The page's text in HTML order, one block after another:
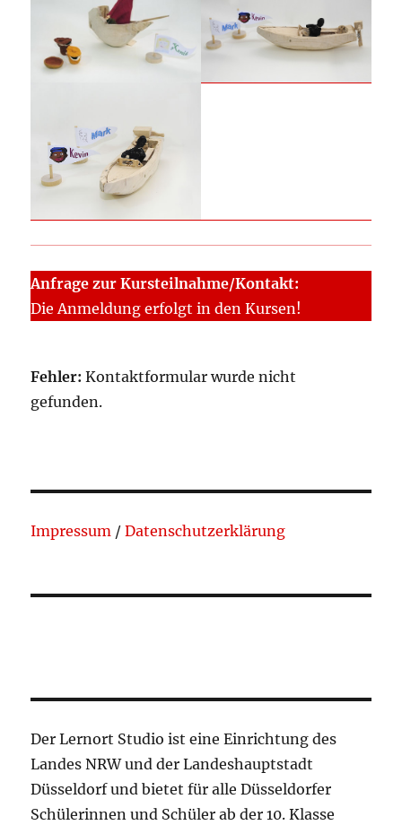
Anfrage zur Kursteilnahme/Kontakt:
Die Anmeldung erfolgt in den Kursen!
Fehler: Kontaktformular wurde nicht
gefunden.
Impressum /Datenschutzerklärung
Der Lernort Studio ist eine Einrichtung des
Landes NRW und der Landeshauptstadt
Düsseldorf und bietet für alle Düsseldorfer
Schülerinnen und Schüler ab der 10. Klasse